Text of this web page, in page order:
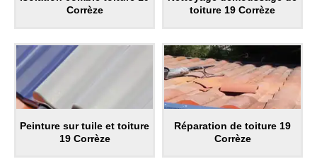
Corrèze
toiture 19 Corrèze
Peinture sur tuile et toiture
19 Corrèze
Réparation de toiture 19
Corrèze